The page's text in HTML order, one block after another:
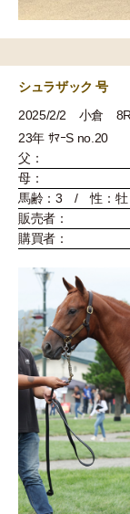
シュラザック 号
2025/2/2 小倉
23年 ｻﾏｰS no.20
父：
母：
馬齢：3 / 性：牡
販売者：
購買者：